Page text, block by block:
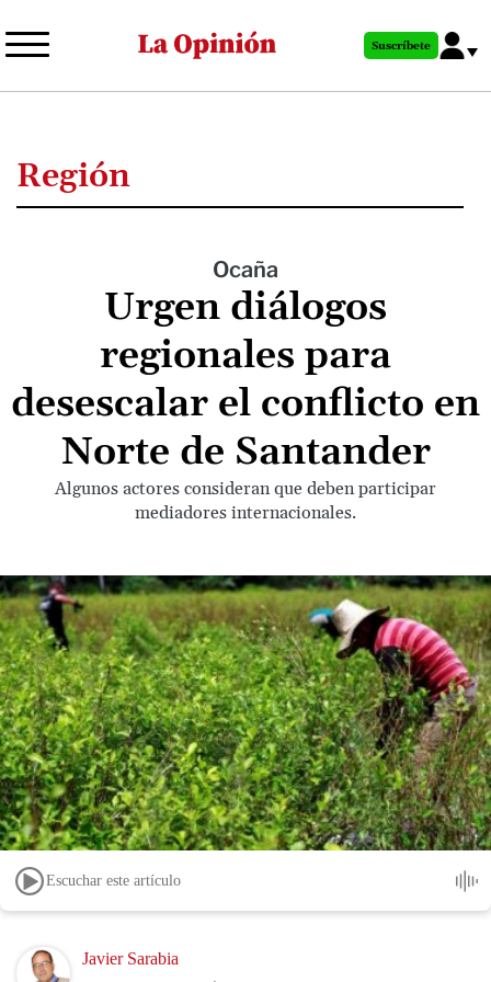
al
principal
Suscríbete
Región
Ocaña
Urgen diálogos
regionales para
desescalar el conflicto en
Norte de Santander
Algunos actores consideran que deben participar
mediadores internacionales.
Escuchar este artículo
Image Javier Sarabia